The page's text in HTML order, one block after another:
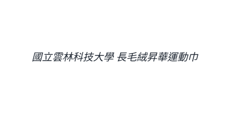
國立雲林科技大學 長毛絨昇華運動巾